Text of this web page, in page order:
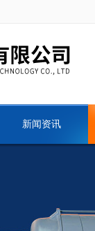
新闻资讯